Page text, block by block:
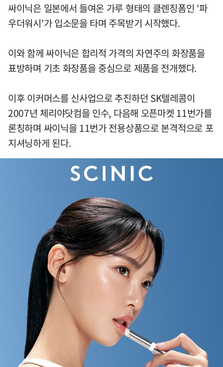
싸이닉은 일본에서 들여온 가루 형태의 클렌징폼인 '파
우더워시'가 입소문을 타며 주목받기 시작했다.
이와 함께 싸이닉은 합리적 가격의 자연주의 화장품을
표방하며 기초 화장품을 중심으로 제품을 전개했다.
이후 이커머스를 신사업으로 추진하던 SK텔레콤이
2007년 체리야닷컴을 인수, 다음해 오픈마켓 11번가를
론칭하며 싸이닉을 11번가 전용상품으로 본격적으로 포
지셔닝하게 된다.